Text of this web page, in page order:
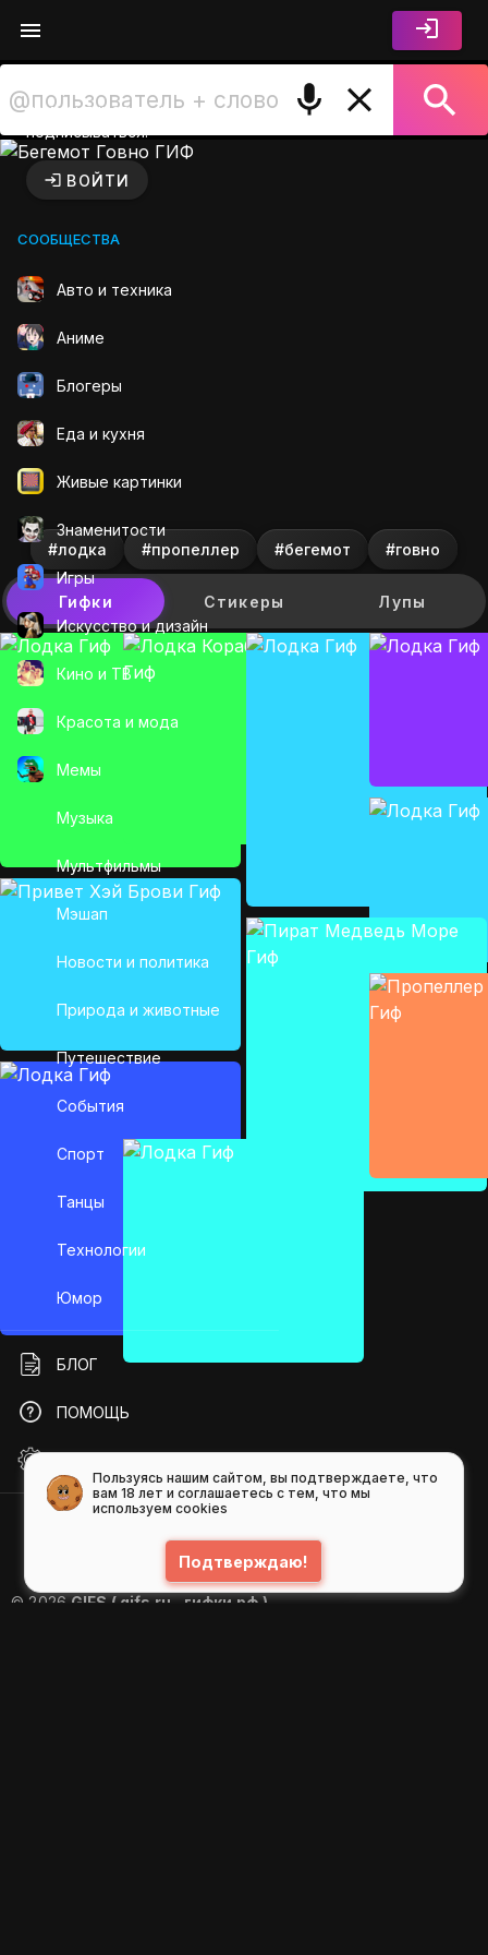
комментировать и
подписываться.
ВОЙТИ
СООБЩЕСТВА
Авто и техника
Аниме
Блогеры
Еда и кухня
Живые картинки
Знаменитости
Игры
Искусcтво и дизайн
Кино и ТВ
Красота и мода
Мемы
Музыка
Мультфильмы
Мэшап
Новости и политика
Природа и животные
Путешествие
События
Спорт
Танцы
Технологии
Юмор
БЛОГ
ПОМОЩЬ
© 2026GIFS ( gifs.ru , гифки.рф )
Бегемот Говно ГИФ на
#лодка #пропеллер #бегемот #говно
Гифки Стикеры Лупы
Пользуясь нашим сайтом, вы подтверждаете, что
вам 18 лет и соглашаетесь с тем, что мы
используем cookies
Подтверждаю!